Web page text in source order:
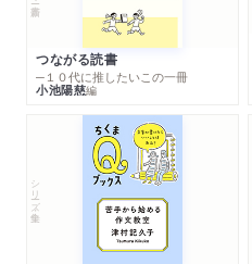
つながる読書
─１０代に推したいこの一冊
小池陽慈編
シリーズ・全集